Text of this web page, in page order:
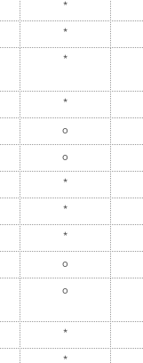
*
*
*
*
o
o
*
*
*
o
o
*
*